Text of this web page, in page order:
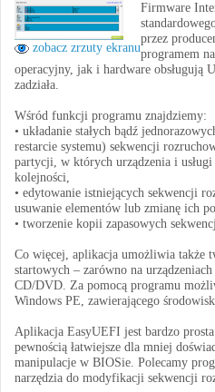
zobacz zrzuty ekranu
Firmware
przez
programem
operacyjny, jak i hardware
zadziała.
Wśród funkcji programu znajdziemy:
• układanie stałych bądź
restarcie systemu) sekwencji
partycji, w których urządzenia i
kolejności,
• edytowanie istniejących sekwencji
usuwanie elementów lub zmianę ich
• tworzenie kopii zapasowych
Co więcej, aplikacja umożliwia także
startowych – zarówno na
CD/DVD. Za pomocą programu
Windows PE, zawierającego
Aplikacja EasyUEFI jest bardzo
pewnością łatwiejsze dla mniej
manipulacje w BIOSie. Polecamy
narzędzia do modyfikacji sekwencji